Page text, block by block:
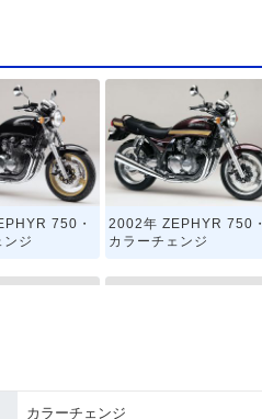
750・
ンジ
2002年 ZEPHYR 750・
カラーチェンジ
カラーチェンジ